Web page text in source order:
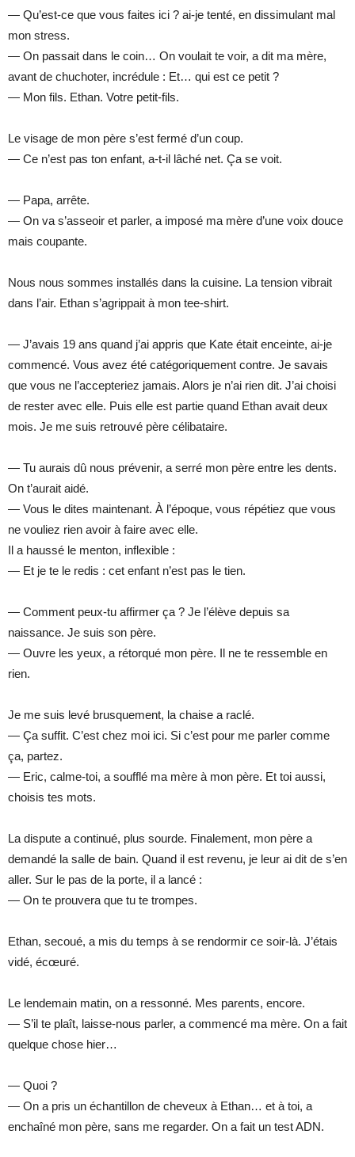
— Qu’est-ce que vous faites ici ? ai-je tenté, en dissimulant mal
mon stress.
— On passait dans le coin… On voulait te voir, a dit ma mère,
avant de chuchoter, incrédule : Et… qui est ce petit ?
— Mon fils. Ethan. Votre petit-fils.
Le visage de mon père s’est fermé d’un coup.
— Ce n’est pas ton enfant, a-t-il lâché net. Ça se voit.
— Papa, arrête.
— On va s’asseoir et parler, a imposé ma mère d’une voix douce
mais coupante.
Nous nous sommes installés dans la cuisine. La tension vibrait
dans l’air. Ethan s’agrippait à mon tee-shirt.
— J’avais 19 ans quand j’ai appris que Kate était enceinte, ai-je
commencé. Vous avez été catégoriquement contre. Je savais
que vous ne l’accepteriez jamais. Alors je n’ai rien dit. J’ai choisi
de rester avec elle. Puis elle est partie quand Ethan avait deux
mois. Je me suis retrouvé père célibataire.
— Tu aurais dû nous prévenir, a serré mon père entre les dents.
On t’aurait aidé.
— Vous le dites maintenant. À l’époque, vous répétiez que vous
ne vouliez rien avoir à faire avec elle.
Il a haussé le menton, inflexible :
— Et je te le redis : cet enfant n’est pas le tien.
— Comment peux-tu affirmer ça ? Je l’élève depuis sa
naissance. Je suis son père.
— Ouvre les yeux, a rétorqué mon père. Il ne te ressemble en
rien.
Je me suis levé brusquement, la chaise a raclé.
— Ça suffit. C’est chez moi ici. Si c’est pour me parler comme
ça, partez.
— Eric, calme-toi, a soufflé ma mère à mon père. Et toi aussi,
choisis tes mots.
La dispute a continué, plus sourde. Finalement, mon père a
demandé la salle de bain. Quand il est revenu, je leur ai dit de s’en
aller. Sur le pas de la porte, il a lancé :
— On te prouvera que tu te trompes.
Ethan, secoué, a mis du temps à se rendormir ce soir-là. J’étais
vidé, écœuré.
Le lendemain matin, on a ressonné. Mes parents, encore.
— S’il te plaît, laisse-nous parler, a commencé ma mère. On a fait
quelque chose hier…
— Quoi ?
— On a pris un échantillon de cheveux à Ethan… et à toi, a
enchaîné mon père, sans me regarder. On a fait un test ADN.